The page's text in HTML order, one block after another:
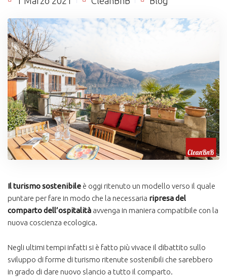
Il turismo sostenibile è oggi ritenuto un modello verso il quale
puntare per fare in modo che la necessaria ripresa del
comparto dell’ospitalità avvenga in maniera compatibile con la
nuova coscienza ecologica.
Negli ultimi tempi infatti si è fatto più vivace il dibattito sullo
sviluppo di forme di turismo ritenute sostenibili che sarebbero
in grado di dare nuovo slancio a tutto il comparto.